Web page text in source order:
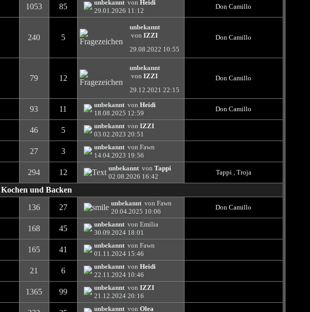
1053 85 unbekanntvon Heidi
29.01.2026 11:12
Don Camillo
240 5
unbekannt
von IZZI
29.08.2022 10:55
Don Camillo
79 12
unbekannt
von IZZI
29.12.2021 22:15
Don Camillo
93 11 unbekanntvon Heidi
18.08.2025 12:59
Don Camillo
46 5 unbekanntvon IZZI
03.02.2023 20:51
27 3 unbekanntvon Fawn
14.04.2023 19:56
294 12 unbekanntvon Tappi
02.08.2026 16:42
Tappi, Troja
Kochen und Backen
136 27 unbekanntvon Fawn
20.04.2025 10:06
Don Camillo
168 45 unbekanntvon Emilia
30.09.2024 18:01
165 41 unbekanntvon Fawn
01.11.2024 15:46
21 6 unbekanntvon Heidi
22.11.2024 10:46
1365 99 unbekanntvon IZZI
21.12.2024 20:16
unbekanntvon Olea